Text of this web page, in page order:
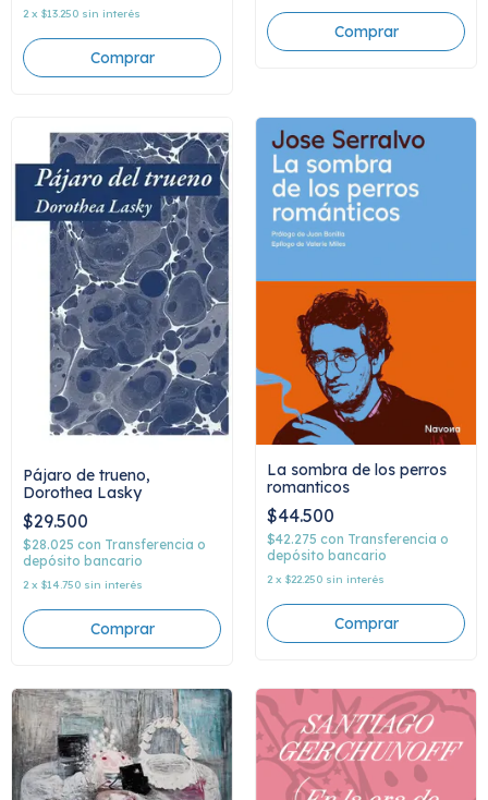
2 x $13.250 sin interés
Pájaro de trueno,
Dorothea Lasky
$29.500
$28.025 con Transferencia o
depósito bancario
2 x $14.750 sin interés
La sombra de los perros
romanticos
$44.500
$42.275 con Transferencia o
depósito bancario
2 x $22.250 sin interés